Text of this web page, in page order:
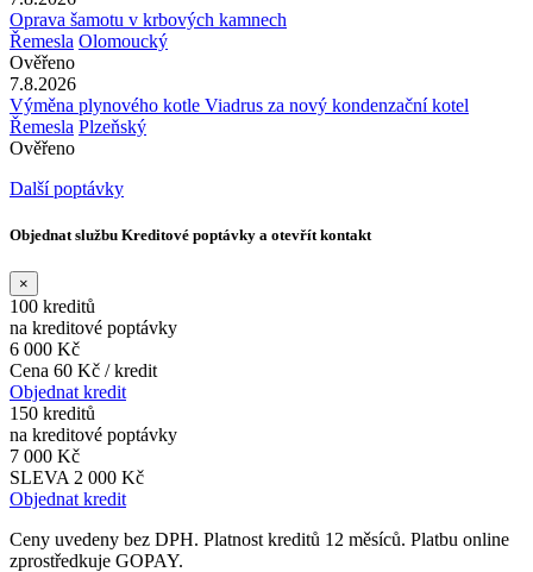
Oprava šamotu v krbových kamnech
Řemesla Olomoucký
Ověřeno
7.8.2026
Výměna plynového kotle Viadrus za nový kondenzační kotel
Řemesla Plzeňský
Ověřeno
Další poptávky
Objednat službu Kreditové poptávky a otevřít kontakt
×
100 kreditů
na kreditové poptávky
6 000 Kč
Cena 60 Kč / kredit
Objednat kredit
150 kreditů
na kreditové poptávky
7 000 Kč
SLEVA 2 000 Kč
Objednat kredit
Ceny uvedeny bez DPH. Platnost kreditů 12 měsíců. Platbu online
zprostředkuje GOPAY.